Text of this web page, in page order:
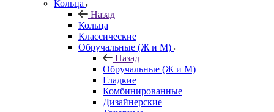
Кольца
Назад
Кольца
Классические
Обручальные (Ж и М)
Назад
Обручальные (Ж и М)
Гладкие
Комбинированные
Дизайнерские